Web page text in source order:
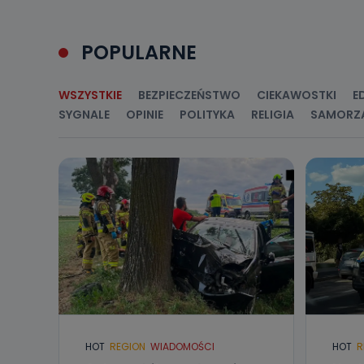
Jak
POPULARNE
WSZYSTKIE BEZPIECZEŃSTWO CIEKAWOSTKI
SYGNALE
OPINIE POLITYKA RELIGIA
HOT REGION WIADOMOŚCI HOT